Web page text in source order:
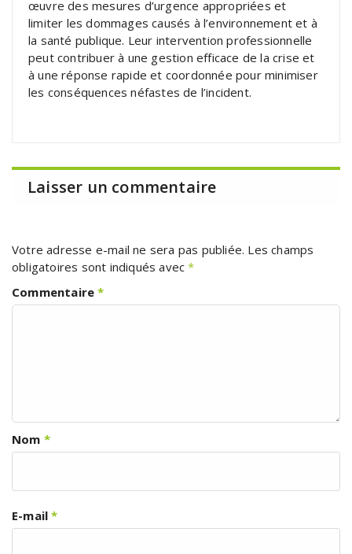
œuvre des mesures d’urgence appropriées et
limiter les dommages causés à l’environnement et à
la santé publique. Leur intervention professionnelle
peut contribuer à une gestion efficace de la crise et
à une réponse rapide et coordonnée pour minimiser
les conséquences néfastes de l’incident.
Laisser un commentaire
Votre adresse e-mail ne sera pas publiée. Les champs
obligatoires sont indiqués avec*
Commentaire*
Nom *
E-mail*